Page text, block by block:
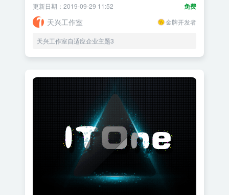
免费
更新日期：2019-09-29 11:52
天兴工作室 金牌开发者
天兴工作室自适应企业主题3